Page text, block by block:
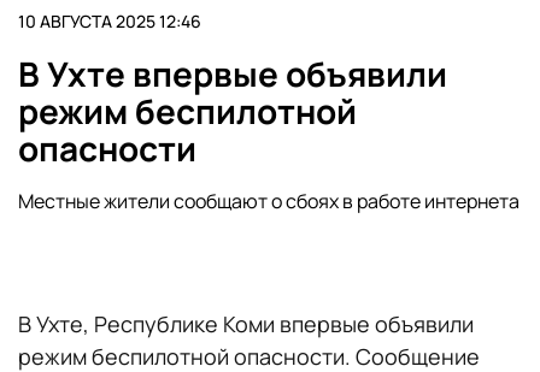
10 АВГУСТА 2025 12:46
В Ухте впервые объявили
режим беспилотной
опасности
Местные жители сообщают о сбоях в работе интернета
В Ухте, Республике Коми впервые объявили
режим беспилотной опасности. Сообщение